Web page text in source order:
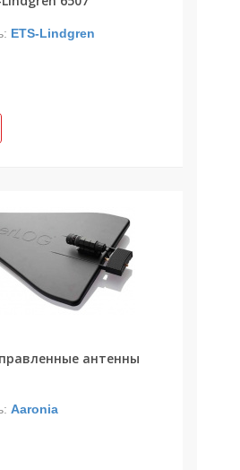
ETS-Lindgren
антенны
Aaronia